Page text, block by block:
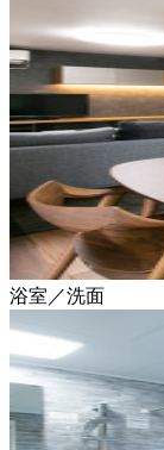
浴室／洗面